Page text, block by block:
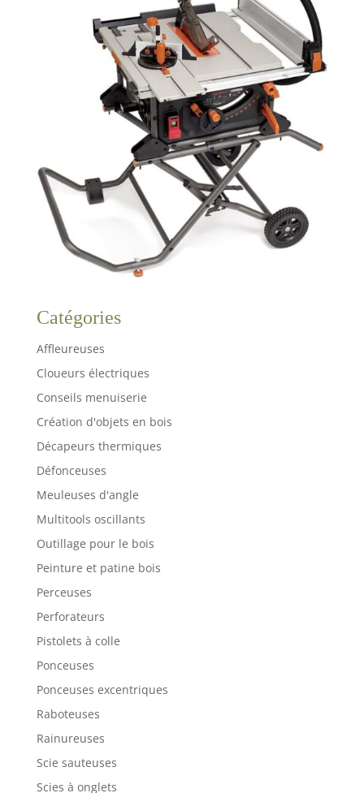
Catégories
Affleureuses
Cloueurs électriques
Conseils menuiserie
Création d'objets en bois
Décapeurs thermiques
Défonceuses
Meuleuses d'angle
Multitools oscillants
Outillage pour le bois
Peinture et patine bois
Perceuses
Perforateurs
Pistolets à colle
Ponceuses
Ponceuses excentriques
Raboteuses
Rainureuses
Scie sauteuses
Scies à onglets